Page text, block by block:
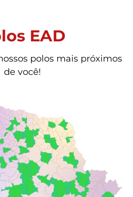
EAD
polos mais próximos
de você!